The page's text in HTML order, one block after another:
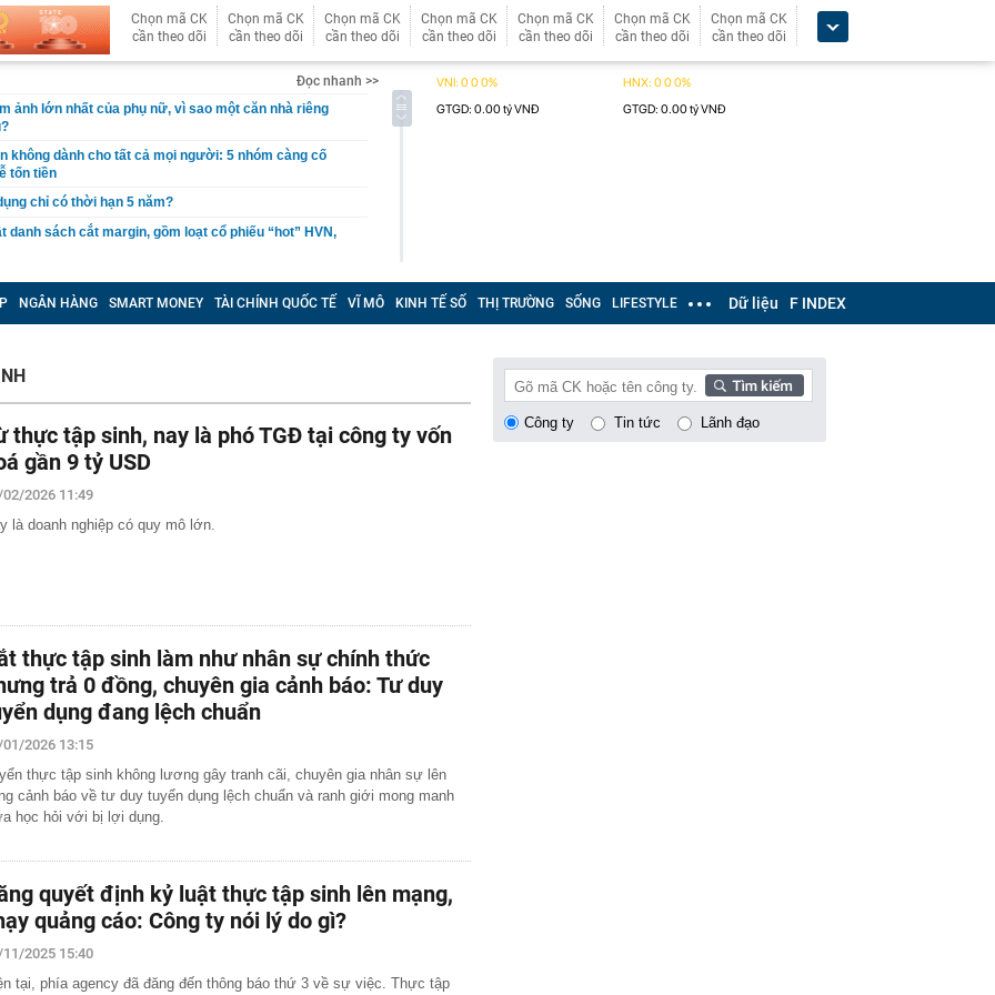
Chọn mã CK
cần theo dõi
Chọn mã CK
cần theo dõi
Chọn mã CK
cần theo dõi
Chọn mã CK
cần theo dõi
Chọn mã CK
cần theo dõi
Chọn mã CK
cần theo dõi
Chọn mã CK
cần theo dõi
Đọc nhanh >>
ảnh lớn nhất của phụ nữ, vì sao một căn nhà riêng
không dành cho tất cả mọi người: 5 nhóm càng cố
tốn tiền
chỉ có thời hạn 5 năm?
danh sách cắt margin, gồm loạt cổ phiếu “hot” HVN,
trở lại, khối ngoại tung 2.200 tỷ đồng mua ròng cổ
chỉ trong 5 phiên
thép với 2.700 lao động đang nợ Trung Quốc gần 1,3
trọng đang trở lại trên thị trường chứng khoán
50 tuổi ăn cà tím mỗi ngày để chữa tiểu đường, 3 tháng
ăn gì thế?"
bán biệt thự 9 phòng ngủ ở TP.HCM giá gốc 600 tỷ, giảm
bố phim Tết 2027, nghe tên ai cũng quả quyết “chắc
Lịch đi học trở lại của học sinh 34 tỉnh, thành phố sau kỳ
hầu như món nào cũng có hành lá?
quà, 5 câu nói này đủ sức khiến mối quan hệ phụ
gắn bó khăng khít, con trẻ được hưởng lợi!
Crimea, phá hủy hệ thống phòng không 15 triệu USD
"dính" gần 100 lần phạt nguội do chạy quá tốc độ quy
7/2026 vi phạm 21 lần
bực bội vì lộ tin về kho đạn dược Mỹ
NGÂN HÀNG SMART MONEY TÀI CHÍNH QUỐC TẾ VĨ MÔ KINH TẾ SỐ THỊ TRƯỜNG SỐNG LIFESTYLE Dữ liệu F INDEX
thực tập sinh, nay là phó TGĐ tại công ty vốn
gần 9 tỷ USD
2026 11:49
là doanh nghiệp có quy mô lớn.
thực tập sinh làm như nhân sự chính thức
trả 0 đồng, chuyên gia cảnh báo: Tư duy
dụng đang lệch chuẩn
01/2026 13:15
thực tập sinh không lương gây tranh cãi, chuyên gia nhân sự lên
cảnh báo về tư duy tuyển dụng lệch chuẩn và ranh giới mong manh
học hỏi với bị lợi dụng.
quyết định kỷ luật thực tập sinh lên mạng,
quảng cáo: Công ty nói lý do gì?
2025 15:40
tại, phía agency đã đăng đến thông báo thứ 3 về sự việc. Thực tập
Công ty Tin tức Lãnh đạo